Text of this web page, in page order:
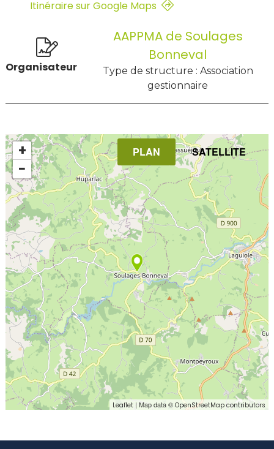
Itinéraire sur Google Maps
Organisateur
AAPPMA de Soulages
Bonneval
Type de structure : Association
gestionnaire
+
−
PLAN SATELLITE
Leaflet | Map data ©OpenStreetMap contributors